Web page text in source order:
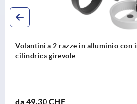
in alluminio con impugnatura